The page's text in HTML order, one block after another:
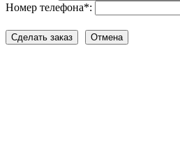
Номер телефона*: